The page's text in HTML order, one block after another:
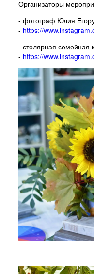
Организаторы
- фотограф Юлия
- https://
- столярная семейная
- https://